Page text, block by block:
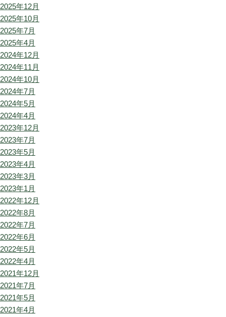
2025年12月
2025年10月
2025年7月
2025年4月
2024年12月
2024年11月
2024年10月
2024年7月
2024年5月
2024年4月
2023年12月
2023年7月
2023年5月
2023年4月
2023年3月
2023年1月
2022年12月
2022年8月
2022年7月
2022年6月
2022年5月
2022年4月
2021年12月
2021年7月
2021年5月
2021年4月